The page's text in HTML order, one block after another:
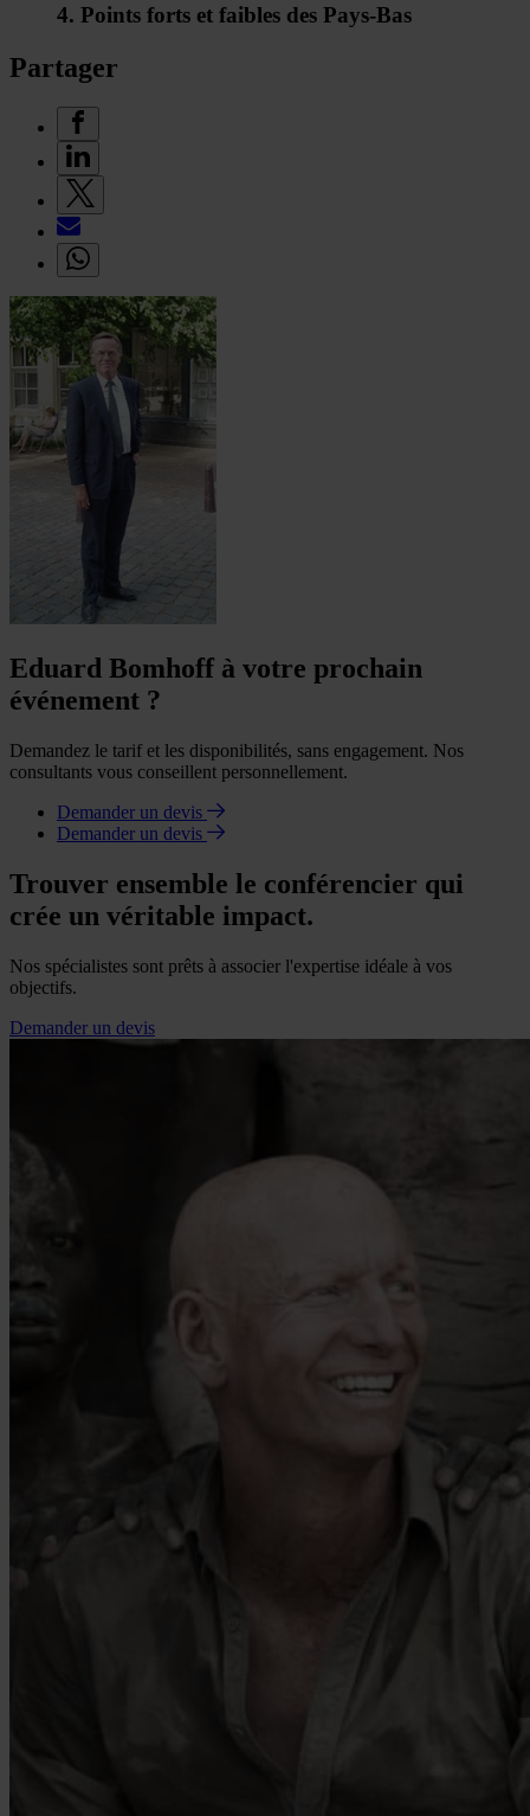
4. Points forts et faibles des Pays-Bas
Partager
Eduard Bomhoff à votre prochain
événement ?
Demandez le tarif et les disponibilités, sans engagement. Nos
consultants vous conseillent personnellement.
Demander un devis
Demander un devis
Trouver ensemble le conférencier qui
crée un véritable impact.
Nos spécialistes sont prêts à associer l'expertise idéale à vos
objectifs.
Demander un devis